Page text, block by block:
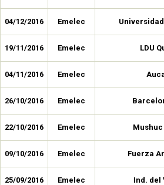
04/12/2016 Emelec
19/11/2016 Emelec LDU
04/11/2016 Emelec
26/10/2016 Emelec
22/10/2016 Emelec Mushuc
09/10/2016 Emelec Fuerza
25/09/2016 Emelec Ind. del